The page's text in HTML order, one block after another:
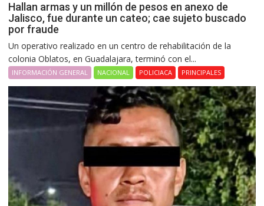
Hallan armas y un millón de pesos en anexo de
Jalisco, fue durante un cateo; cae sujeto buscado
por fraude
Un operativo realizado en un centro de rehabilitación de la
colonia Oblatos, en Guadalajara, terminó con el...
INFORMACIÓN GENERAL NACIONAL POLICIACA PRINCIPALES